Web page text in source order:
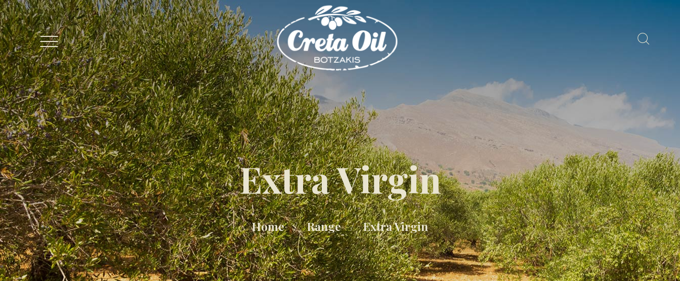
Extra Virgin
Home Range Extra Virgin